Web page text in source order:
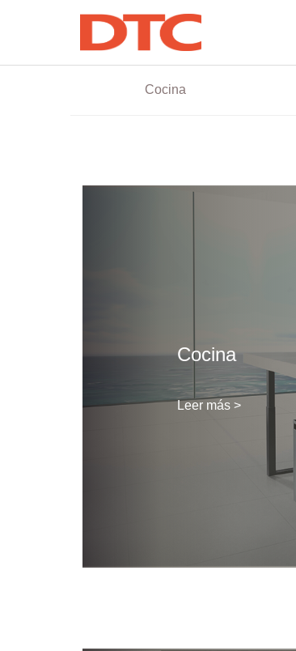
Soluciones
Cocina
Cocina
Leer más >